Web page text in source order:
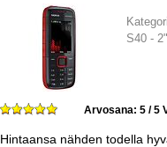
S40 - 2"
Arvosana: 5 / 5
Hintaansa nähden todella